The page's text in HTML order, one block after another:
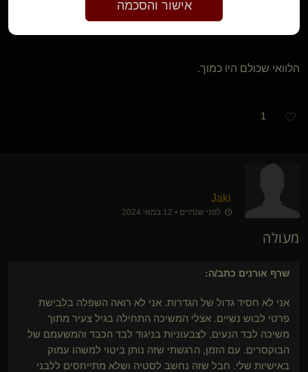
הלוואי שכולם היו כמוך.
1
Jaki
לפני שנתיים • 12 במאי 2024
מעולה
שרף אורנים כתב/ה:
אני לא חסיד גדול של הגדרות. אני לא רואה השפלה בלבישת
פרטי לבוש נשיים. אצלי המשיכה התחילה בגיל צעיר מתוך
משיכה לבד הנעים, לצבעוניות בניגוד לבד הכבד והמשעמם של
הבוקסרים. עם הזמן, הרגשתי שזה נותן ביטוי למשהו עמוק
באישיות שלי. חבל שזה נחשב לסטיה ושלא מתייחסים ללבני
אישור והסכמה